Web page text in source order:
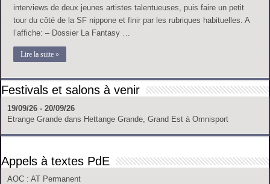
interviews de deux jeunes artistes talentueuses, puis faire un petit
tour du côté de la SF nippone et finir par les rubriques habituelles. A
l’affiche: – Dossier La Fantasy …
Lire la suite »
Festivals et salons à venir
19/09/26 - 20/09/26
Etrange Grande dans Hettange Grande, Grand Est à Omnisport
Appels à textes PdE
AOC : AT Permanent